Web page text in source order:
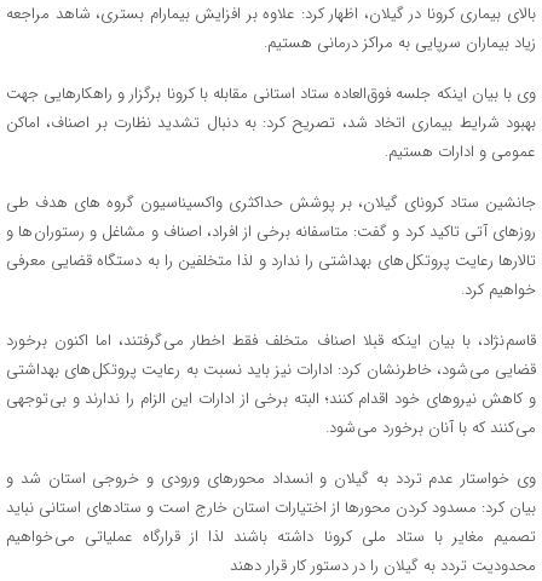
بالای بیماری کرونا در گیلان، اظهار کرد: علاوه بر افزایش بیمارام بستری، شاهد مراجعه
زیاد بیماران سرپایی به مراکز درمانی هستیم.
وی با بیان اینکه جلسه فوق العاده ستاد استانی مقابله با کرونا برگزار و راهکارهایی جهت
بهبود شرایط بیماری اتخاد شد، تصریح کرد: به دنبال تشدید نظارت بر اصناف، اماکن
عمومی و ادارات هستیم.
جانشین ستاد کرونای گیلان، بر پوشش حداکثری واکسیناسیون گروه های هدف طی
روزهای آتی تاکید کرد و گفت: متاسفانه برخی از افراد، اصناف و مشاغل و رستوران ها و
تالارها رعایت پروتکل های بهداشتی را ندارد و لذا متخلفین را به دستگاه قضایی معرفی
خواهیم کرد.
قاسم نژاد، با بیان اینکه قبلا اصناف متخلف فقط اخطار می گرفتند، اما اکنون برخورد
قضایی می شود، خاطرنشان کرد: ادارات نیز باید نسبت به رعایت پروتکل های بهداشتی
و کاهش نیروهای خود اقدام کنند؛ البته برخی از ادارات این الزام را ندارند و بی توجهی
می کنند که با آنان برخورد می شود.
وی خواستار عدم تردد به گیلان و انسداد محورهای ورودی و خروجی استان شد و
بیان کرد: مسدود کردن محورها از اختیارات استان خارج است و ستادهای استانی نباید
تصمیم مغایر با ستاد ملی کرونا داشته باشند لذا از قرارگاه عملیاتی می خواهیم
محدودیت تردد به گیلان را در دستور کار قرار دهند